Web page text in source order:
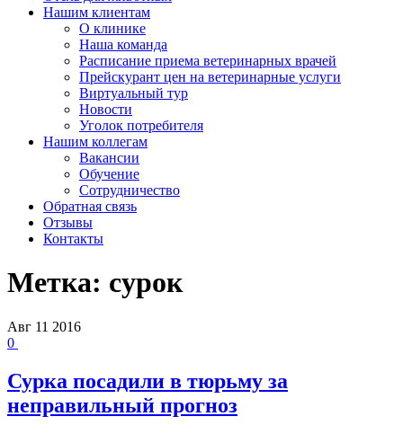
Нашим клиентам
О клинике
Наша команда
Расписание приема ветеринарных врачей
Прейскурант цен на ветеринарные услуги
Виртуальный тур
Новости
Уголок потребителя
Нашим коллегам
Вакансии
Обучение
Сотрудничество
Обратная связь
Отзывы
Контакты
Метка: сурок
Авг 11 2016
0
Сурка посадили в тюрьму за
неправильный прогноз